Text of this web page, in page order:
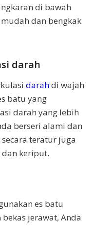
di bawah
dan bengkak
darah
darahdi wajah
batu yang
darah yang lebih
berseri alami dan
teratur juga
dan keriput.
es batu
bekas jerawat, Anda